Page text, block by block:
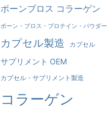
わ
る
も
の
ボーンブロス コラーゲン
ボーン・ブロス・プロテイン・パウダー
カプセル製造 カプセル
サプリメント OEM
カプセル・サプリメント製造
コラーゲン